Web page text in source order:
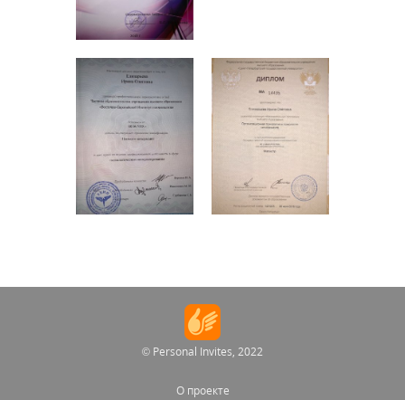
© Personal Invites, 2022
О проекте